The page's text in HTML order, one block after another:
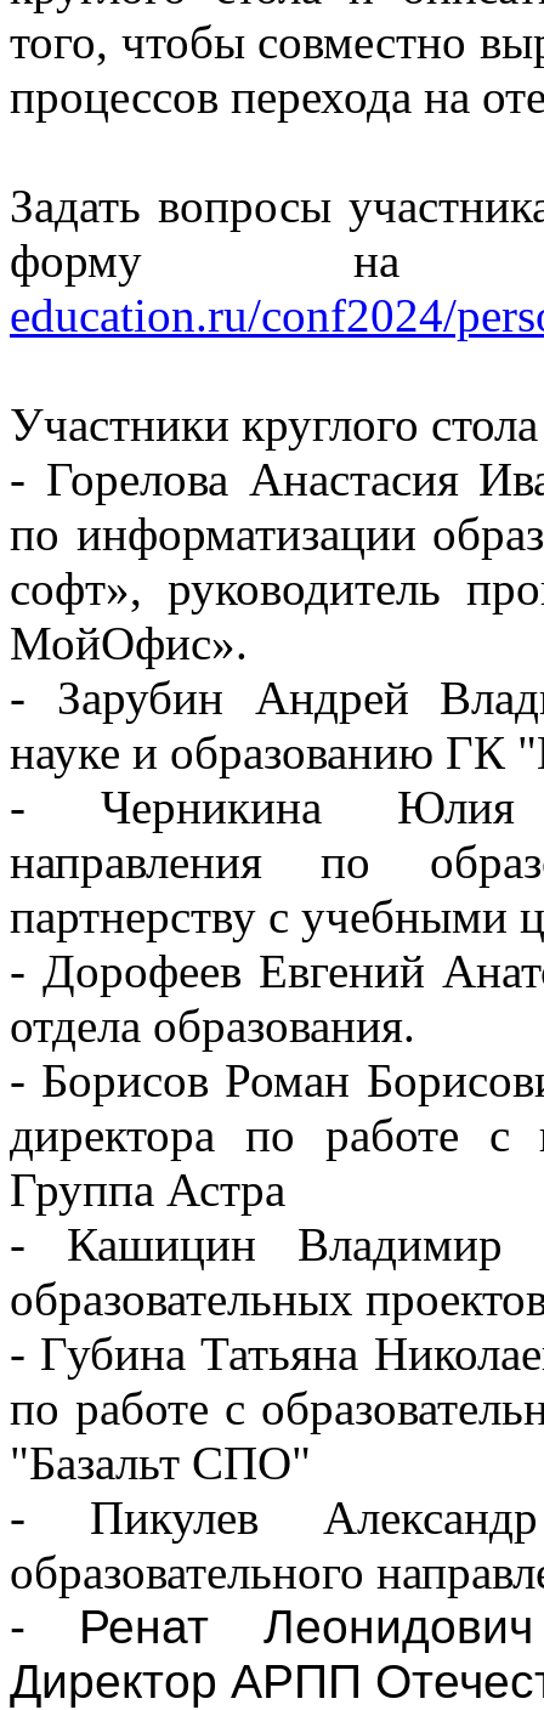
того, чтобы совместно
процессов перехода на
Задать вопросы
форму на
education.ru/conf2024/
Участники круглого
- Горелова Анастасия
по информатизации
софт», руководитель
МойОфис».
- Зарубин Андрей
науке и образованию ГК
- Черникина Юлия
направления по
партнерству с учебными
- Дорофеев Евгений
отдела образования.
- Борисов Роман
директора по работе
Группа Астра
- Кашицин Владимир
образовательных
- Губина Татьяна
по работе с
"Базальт СПО"
- Пикулев Александр
образовательного
- Ренат
Директор АРПП